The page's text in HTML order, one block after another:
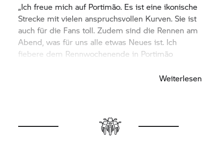
„Ich freue mich auf Portimão. Es ist eine ikonische
Strecke mit vielen anspruchsvollen Kurven. Sie ist
auch für die Fans toll. Zudem sind die Rennen am
Abend, was für uns alle etwas Neues ist. Ich
fiebere dem Rennwochenende in Portimão
Weiterlesen